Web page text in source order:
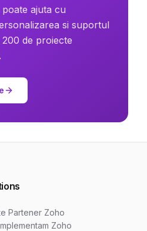
ajuta cu
si suportul
de proiecte
Partener Zoho
Zoho